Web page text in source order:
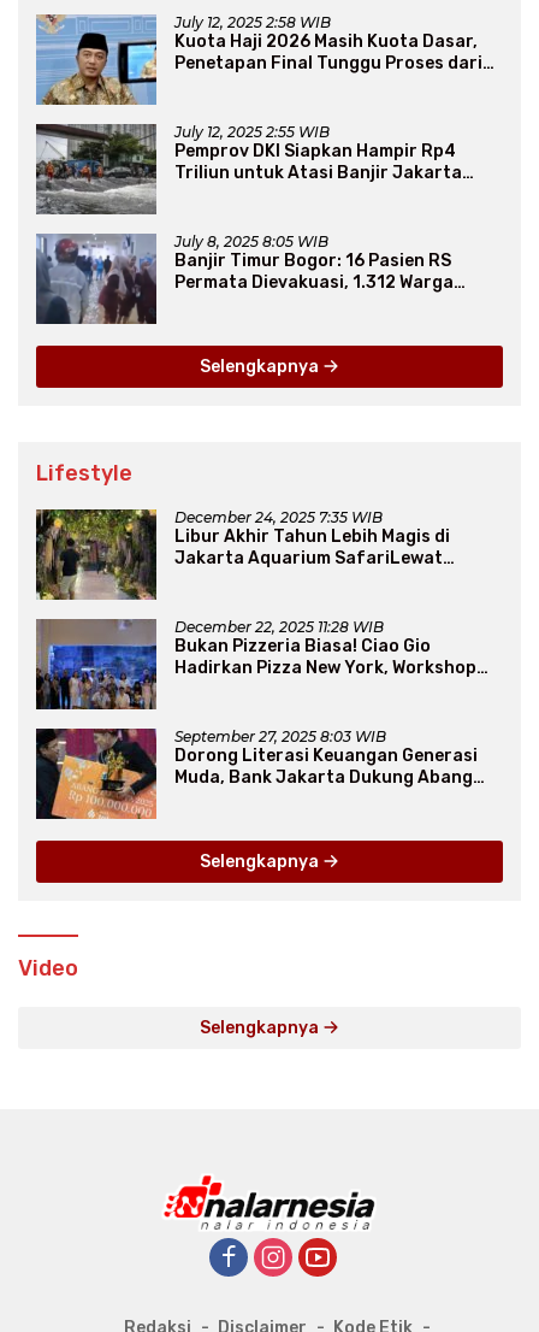
July 12, 2025 2:58 WIB
Kuota Haji 2026 Masih Kuota Dasar,
Penetapan Final Tunggu Proses dari
July 12, 2025 2:55 WIB
Pemprov DKI Siapkan Hampir Rp4
Triliun untuk Atasi Banjir Jakarta
July 8, 2025 8:05 WIB
Banjir Timur Bogor: 16 Pasien RS
Permata Dievakuasi, 1.312 Warga
Selengkapnya
Lifestyle
December 24, 2025 7:35 WIB
Libur Akhir Tahun Lebih Magis di
Jakarta Aquarium SafariLewat
December 22, 2025 11:28 WIB
Bukan Pizzeria Biasa! Ciao Gio
Hadirkan Pizza New York, Workshop
September 27, 2025 8:03 WIB
Dorong Literasi Keuangan Generasi
Muda, Bank Jakarta Dukung Abang
Selengkapnya
Video
Selengkapnya
Redaksi Disclaimer Kode Etik